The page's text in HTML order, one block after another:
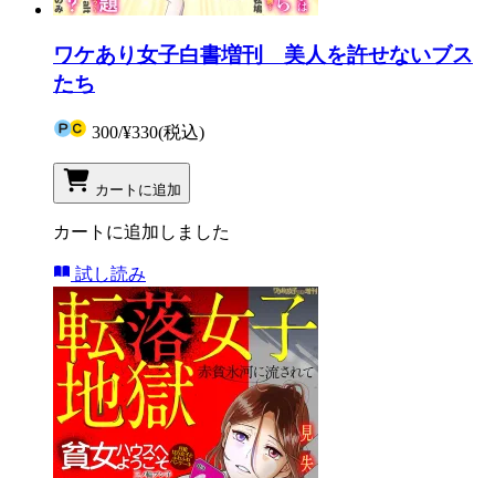
ワケあり女子白書増刊 美人を許せないブス
たち
300/¥330(税込)
カートに追加
カートに追加しました
試し読み